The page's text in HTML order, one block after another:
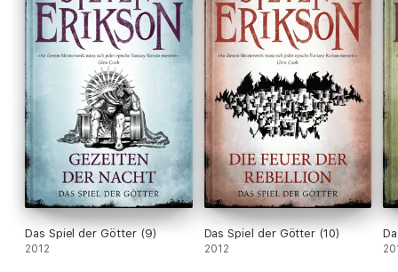
Das Spiel der Götter (9)
2012
Das Spiel der Götter (10)
2012